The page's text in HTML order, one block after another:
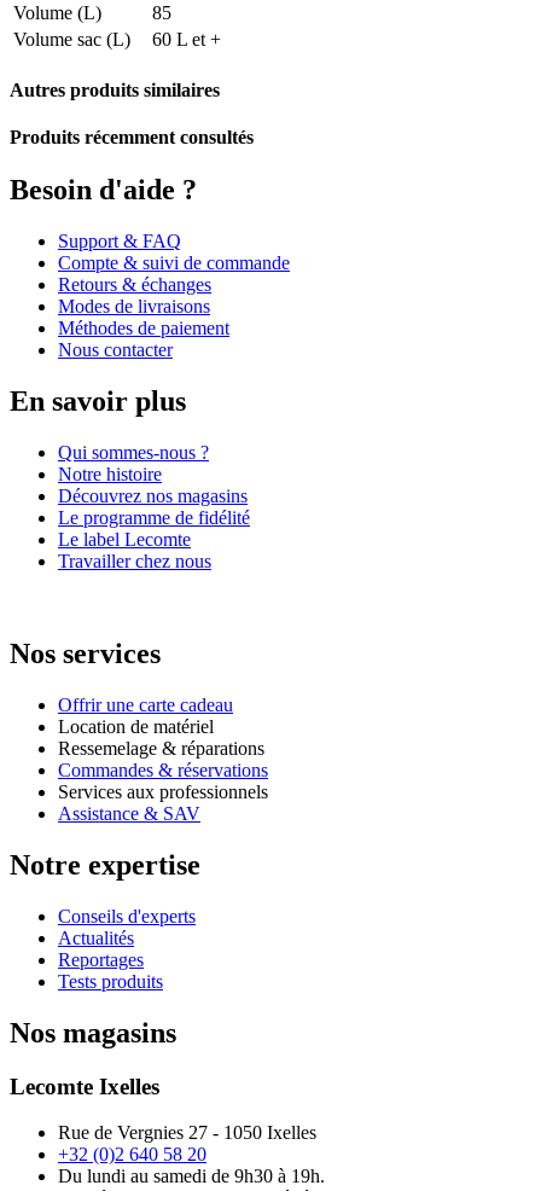
Volume (L)
85
Volume sac (L)
60 L et +
Autres produits similaires
Produits récemment consultés
Besoin d'aide ?
Support & FAQ
Compte & suivi de commande
Retours & échanges
Modes de livraisons
Méthodes de paiement
Nous contacter
En savoir plus
Qui sommes-nous ?
Notre histoire
Découvrez nos magasins
Le programme de fidélité
Le label Lecomte
Travailler chez nous
Nos services
Offrir une carte cadeau
Location de matériel
Ressemelage & réparations
Commandes & réservations
Services aux professionnels
Assistance & SAV
Notre expertise
Conseils d'experts
Actualités
Reportages
Tests produits
Nos magasins
Lecomte Ixelles
Rue de Vergnies 27 - 1050 Ixelles
+32 (0)2 640 58 20
Du lundi au samedi de 9h30 à 19h.